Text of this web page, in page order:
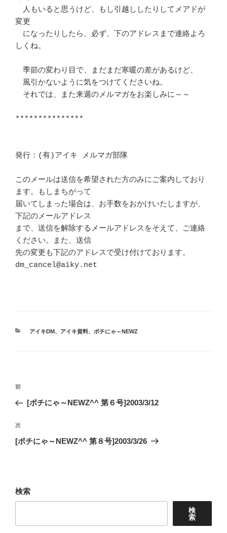
人もいると思うけど、もし引越ししたりしてメアドが
変更
になったりしたら、必ず、下のアドレスまで連絡よろ
しくね。
季節の変わり目で、まだまだ寒暖の差があるけど、
風引かないように気をつけてくださいね。
それでは、また来週のメルマガをお楽しみに～～
***************
発行：(有)アイキ メルマガ部隊
このメールは送信を希望された方のみにご案内しており
ます。もしまちがって
届いてしまった場合は、お手数をおかけいたしますが、
下記のメールアドレス
まで、送信を解除するメールアドレスをそえて、ご連絡
ください。また、送信
先の変更も下記のアドレスで受け付けております。
dm_cancel@aiky.net
カ
アイキDM 、 アイキ資料、 ポチにゃ～NEWZ
投
ナ
ビ
ゲ
ン
前
の
稿
前
[ポチにゃ～NEWZ^^ 第６号]2003/3/12
次
の
次
[ポチにゃ～NEWZ^^ 第８号]2003/3/26
検索
検
索